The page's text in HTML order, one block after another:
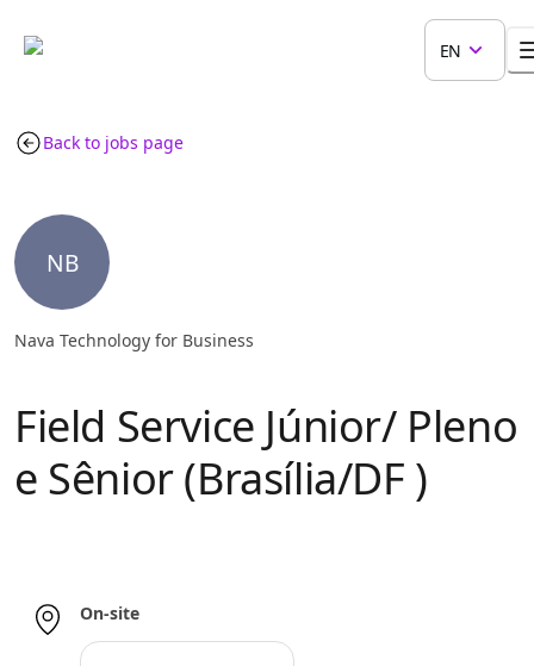
EN
Back to jobs page
NB
Nava Technology for Business
Field Service Júnior/ Pleno
e Sênior (Brasília/DF )
On-site